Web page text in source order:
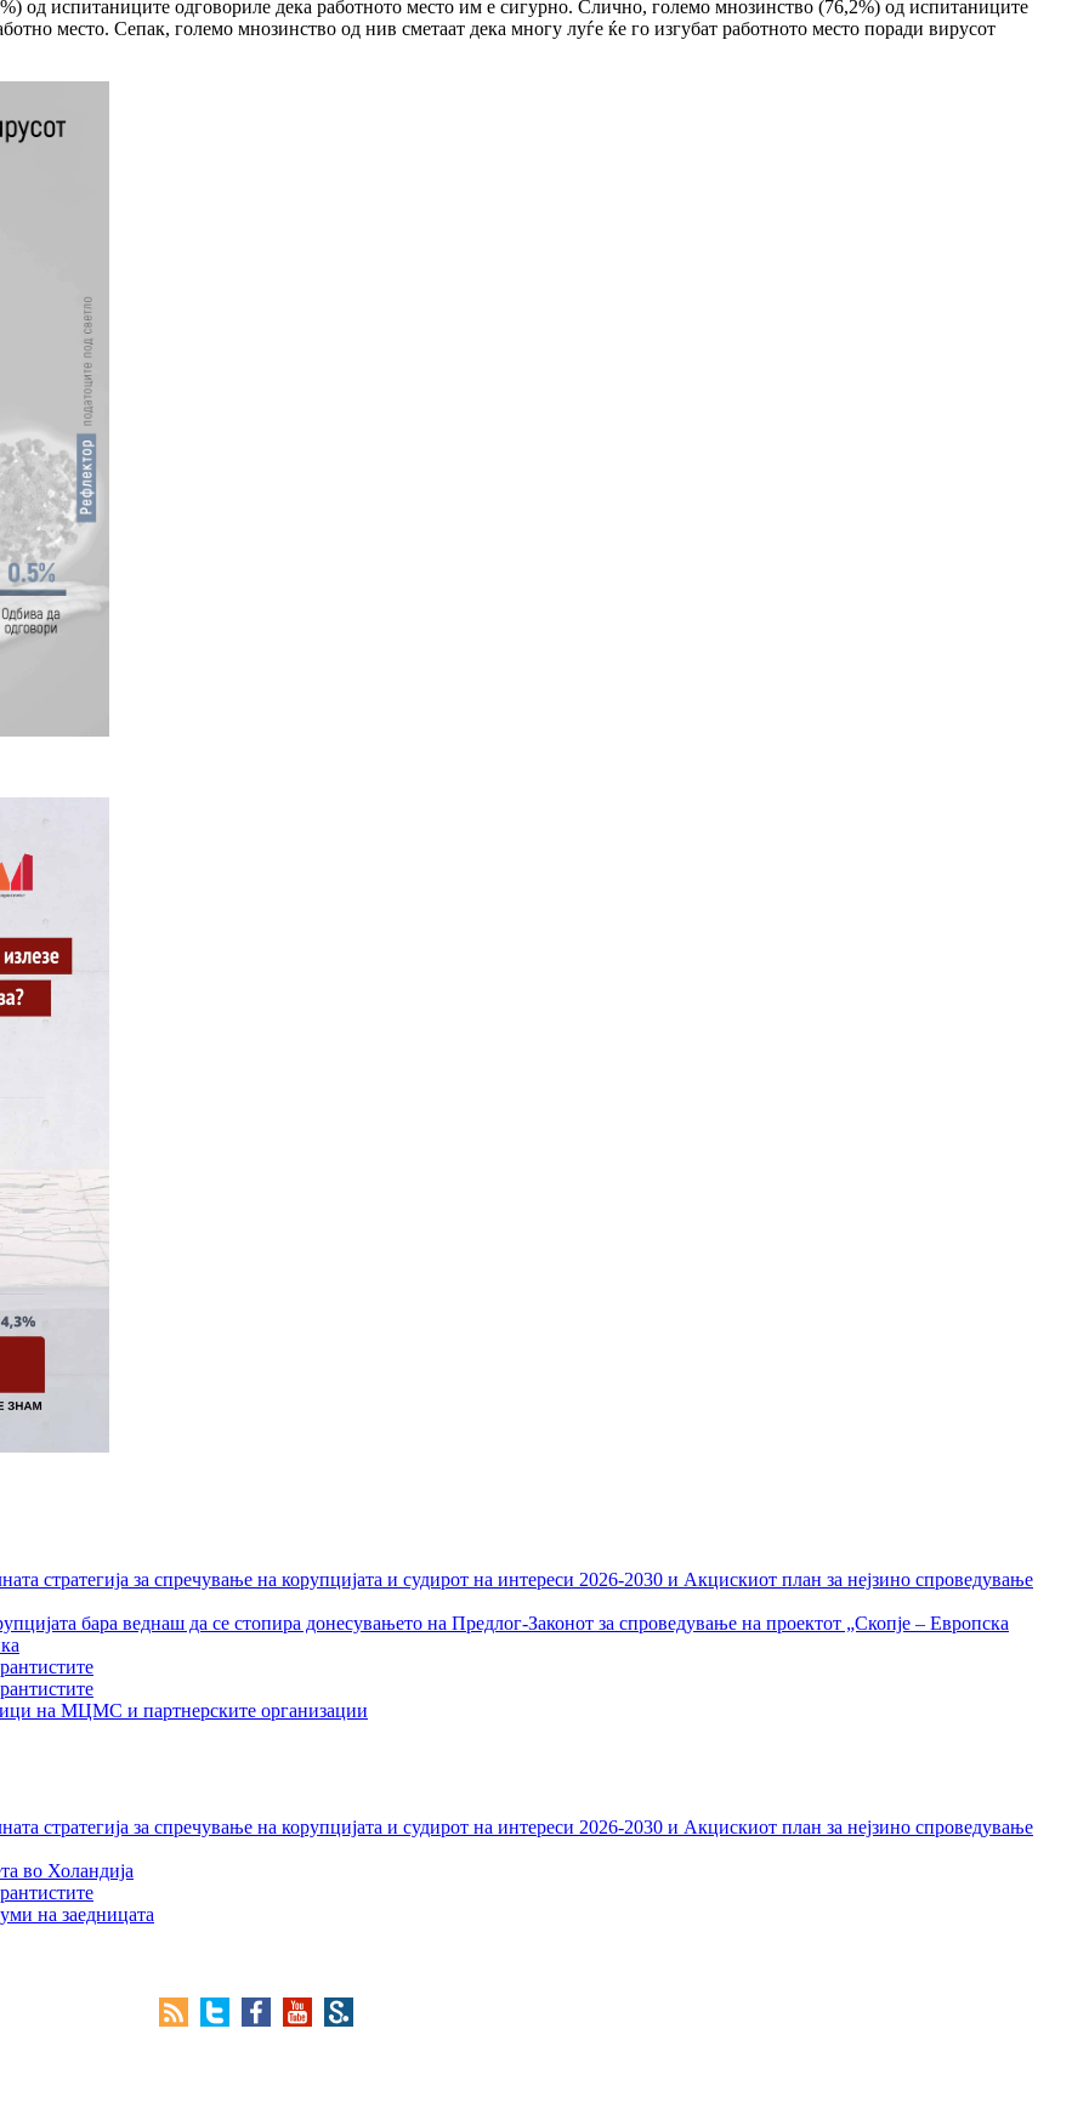
од испитаниците одговориле дека работното место им е сигурно. Слично, големо мнозинство (76,2%) од испитаниците
место. Сепак, големо мнозинство од нив сметаат дека многу луѓе ќе го изгубат работното место поради вирусот
стратегија за спречување на корупцијата и судирот на интереси 2026-2030 и Акцискиот план за нејзино спроведување
бара веднаш да се стопира донесувањето на Предлог-Законот за спроведување на проектот „Скопје – Европска
на МЦМС и партнерските организации
стратегија за спречување на корупцијата и судирот на интереси 2026-2030 и Акцискиот план за нејзино спроведување
во Холандија
на заедницата